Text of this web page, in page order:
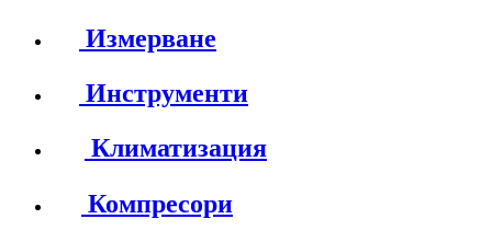
Измерване
Инструменти
Климатизация
Компресори